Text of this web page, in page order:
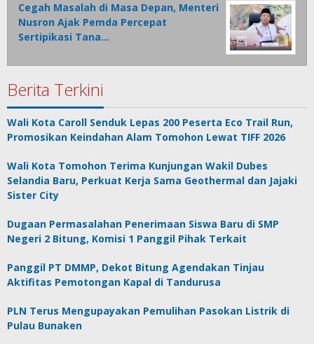
Cegah Masalah di Masa Depan, Menteri
Nusron Ajak Pemda Percepat
Sertipikasi Tana…
Berita Terkini
Wali Kota Caroll Senduk Lepas 200 Peserta Eco Trail Run,
Promosikan Keindahan Alam Tomohon Lewat TIFF 2026
Wali Kota Tomohon Terima Kunjungan Wakil Dubes
Selandia Baru, Perkuat Kerja Sama Geothermal dan Jajaki
Sister City
Dugaan Permasalahan Penerimaan Siswa Baru di SMP
Negeri 2 Bitung, Komisi 1 Panggil Pihak Terkait
Panggil PT DMMP, Dekot Bitung Agendakan Tinjau
Aktifitas Pemotongan Kapal di Tandurusa
PLN Terus Mengupayakan Pemulihan Pasokan Listrik di
Pulau Bunaken